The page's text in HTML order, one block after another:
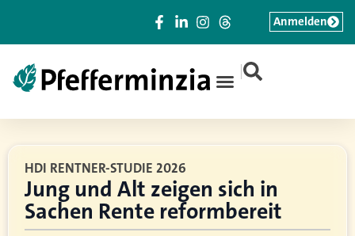
|
Anmelden
HDI RENTNER-STUDIE 2026
Jung und Alt zeigen sich in
Sachen Rente reformbereit